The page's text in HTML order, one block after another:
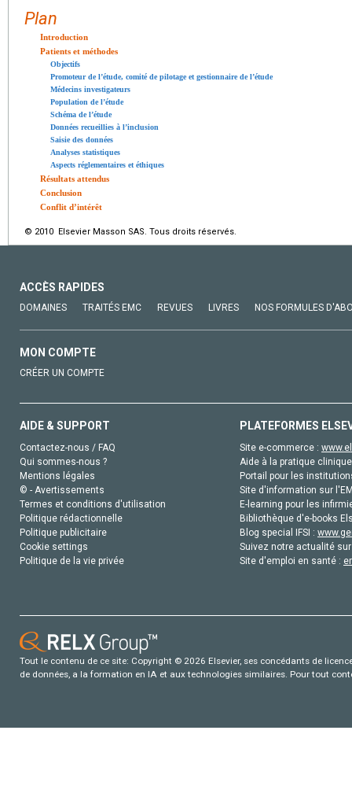
Plan
Introduction
Patients et méthodes
Objectifs
Promoteur de l’étude, comité de pilotage et gestionnaire de l’étude
Médecins investigateurs
Population de l’étude
Schéma de l’étude
Données recueillies à l’inclusion
Saisie des données
Analyses statistiques
Aspects réglementaires et éthiques
Résultats attendus
Conclusion
Conflit d’intérêt
© 2010 Elsevier Masson SAS. Tous droits réservés.
ACCÈS RAPIDES
DOMAINES TRAITÉS EMC REVUES LIVRES NOS FORMULES
MON COMPTE
CRÉER UN COMPTE
AIDE & SUPPORT
Contactez-nous / FAQ
Qui sommes-nous ?
Mentions légales
© - Avertissements
Termes et conditions d'utilisation
Politique rédactionnelle
Politique publicitaire
Cookie settings
Politique de la vie privée
PLATEFORMES
Site e-commerce :
Aide à la pratique
Portail pour les
Site d'information sur
E-learning pour les
Bibliothèque d'e-books
Blog special IFSI :
Suivez notre actualité
Site d'emploi en santé :
Tout le contenu de ce site: Copyright © 2026 Elsevier, ses concédants de
de données, a la formation en IA et aux technologies similaires. Pour tout